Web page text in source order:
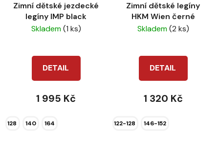
Zimní dětské jezdecké
legíny IMP black
Skladem(1 ks)
DETAIL
1 995 Kč
128 140 164
Zimní dětské legíny
HKM Wien černé
Skladem(2 ks)
DETAIL
1 320 Kč
122-128 146-152